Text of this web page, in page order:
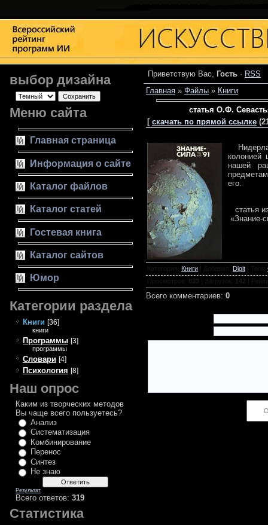
выбор дизайна
Меню сайта
Главная страница
Информация о сайте
Каталог файлов
Каталог статей
Гостевая книга
Каталог сайтов
Юмор
Категории раздела
Книги [36]
книги
Программы [3]
программы
Словари [4]
Психология [8]
Наш опрос
Каким из творческих методов
Вы чаще всего пользуетесь?
Анализ
Систематизация
Комбинирование
Перенос
Синтез
Не знаю
Результат
Всего ответов: 319
Статистика
Приветствую Вас, Гость · RSS
Главная » Файлы » Книги
статья О.Ф.
[ скачать по прямой ссылке
колонией
нашей
его.
статья
«Знание-
Категория: Книги Добавил : Digit :
Просмотров : 833 Загрузок : 142
Всего комментариев: 0